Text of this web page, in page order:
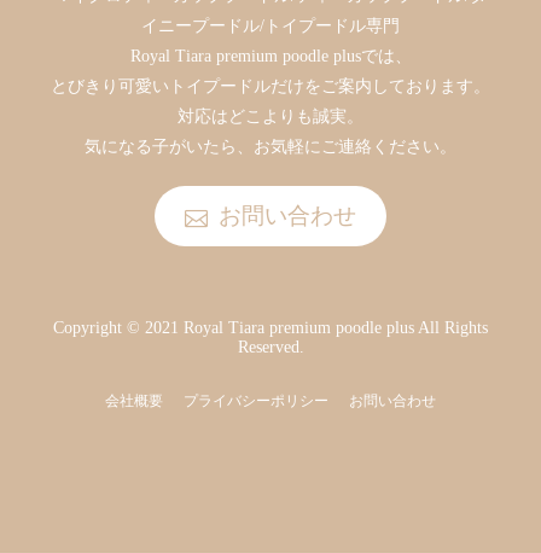
イニープードル/トイプードル専門
Royal Tiara premium poodle plusでは、
とびきり可愛いトイプードルだけをご案内しております。
対応はどこよりも誠実。
気になる子がいたら、お気軽にご連絡ください。
お問い合わせ
Copyright © 2021 Royal Tiara premium poodle plus All Rights
Reserved.
会社概要 プライバシーポリシー お問い合わせ